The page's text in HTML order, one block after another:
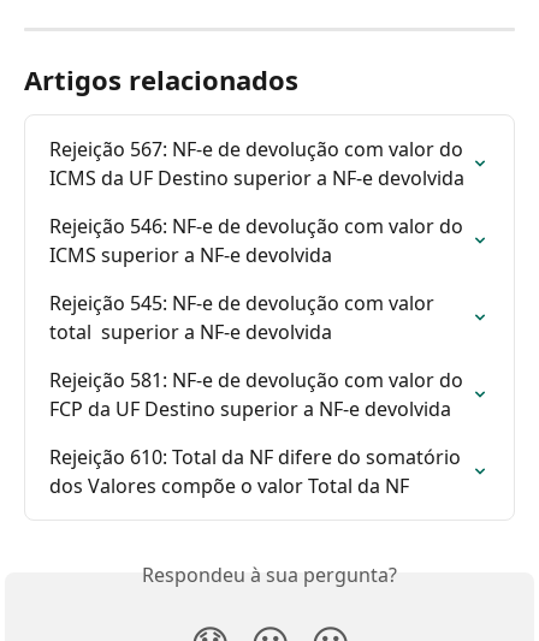
Artigos relacionados
Rejeição 567: NF-e de devolução com valor do
ICMS da UF Destino superior a NF-e devolvida
Rejeição 546: NF-e de devolução com valor do
ICMS superior a NF-e devolvida
Rejeição 545: NF-e de devolução com valor
total  superior a NF-e devolvida
Rejeição 581: NF-e de devolução com valor do
FCP da UF Destino superior a NF-e devolvida
Rejeição 610: Total da NF difere do somatório
dos Valores compõe o valor Total da NF
Respondeu à sua pergunta?